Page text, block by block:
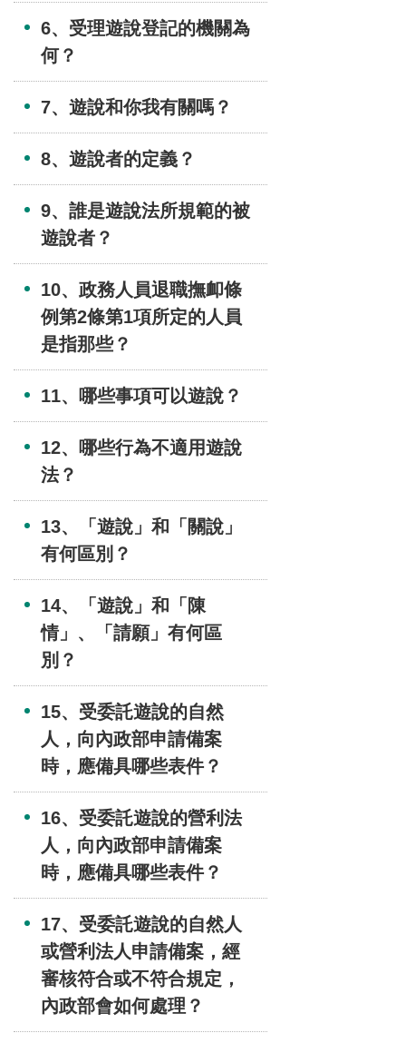
6、受理遊說登記的機關為
何？
7、遊說和你我有關嗎？
8、遊說者的定義？
9、誰是遊說法所規範的被
遊說者？
10、政務人員退職撫卹條
例第2條第1項所定的人員
是指那些？
11、哪些事項可以遊說？
12、哪些行為不適用遊說
法？
13、「遊說」和「關說」
有何區別？
14、「遊說」和「陳
情」、「請願」有何區
別？
15、受委託遊說的自然
人，向內政部申請備案
時，應備具哪些表件？
16、受委託遊說的營利法
人，向內政部申請備案
時，應備具哪些表件？
17、受委託遊說的自然人
或營利法人申請備案，經
審核符合或不符合規定，
內政部會如何處理？